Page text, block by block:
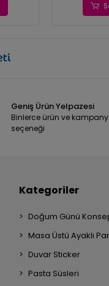
Geniş Ürün Yelpazesi
Binlerce ürün ve
seçeneği
Kategoriler
Doğum Günü
Masa Üstü Ayaklı
Duvar Sticker
Pasta Süsleri